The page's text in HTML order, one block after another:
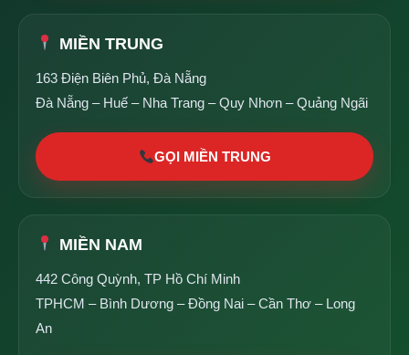
MIỀN TRUNG
163 Điện Biên Phủ, Đà Nẵng
Đà Nẵng – Huế – Nha Trang – Quy Nhơn – Quảng Ngãi
GỌI MIỀN TRUNG
MIỀN NAM
442 Công Quỳnh, TP Hồ Chí Minh
TPHCM – Bình Dương – Đồng Nai – Cần Thơ – Long
An